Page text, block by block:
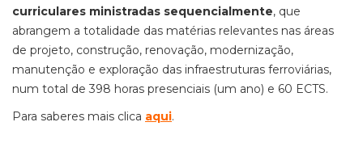
curriculares ministradas sequencialmente, que
abrangem a totalidade das matérias relevantes nas áreas
de projeto, construção, renovação, modernização,
manutenção e exploração das infraestruturas ferroviárias,
num total de 398 horas presenciais (um ano) e 60 ECTS.
Para saberes mais clica aqui.